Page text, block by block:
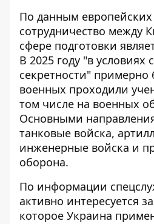
По данным европейских
сотрудничество между
сфере подготовки
В 2025 году "в условиях
секретности" примерно
военных проходили
том числе на военных
Основными
танковые войска,
инженерные войска и
оборона.
По информации
активно интересуется
которое Украина